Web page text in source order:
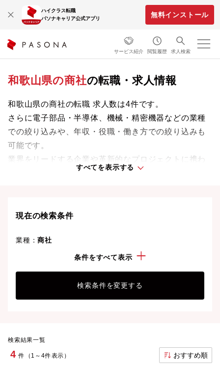
ハイクラス転職
パソナキャリア公式アプリ
無料インストール
サービス紹介 閲覧履歴 求人検索
和歌山県の商社の転職・求人情報
和歌山県の商社の転職 求人数は4件です。
さらに電子部品・半導体、機械・精密機器などの業種
での絞り込みや、年収・役職・働き方での絞り込みも
可能です。
業界をリードする企業や革新的なプロジェクトに携わ
り、次のキャリアステージへと踏み出しましょう。
すべてを表示する
現在の検索条件
業種：商社
条件をすべて表示
検索条件を変更する
検索結果一覧
4 件（1～4件表示） おすすめ順